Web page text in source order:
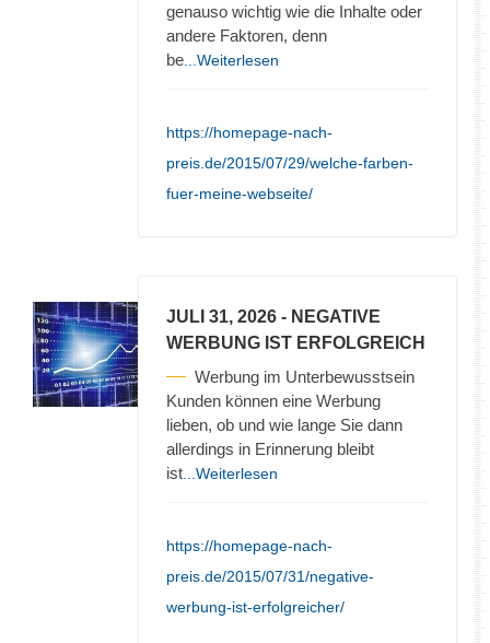
genauso wichtig wie die Inhalte oder
andere Faktoren, denn
be ...Weiterlesen
https://homepage-nach-
preis.de/2015/07/29/welche-farben-
fuer-meine-webseite/
JULI 31, 2026 - NEGATIVE
WERBUNG IST ERFOLGREICH
Werbung im Unterbewusstsein
Kunden können eine Werbung
lieben, ob und wie lange Sie dann
allerdings in Erinnerung bleibt
ist ...Weiterlesen
https://homepage-nach-
preis.de/2015/07/31/negative-
werbung-ist-erfolgreicher/